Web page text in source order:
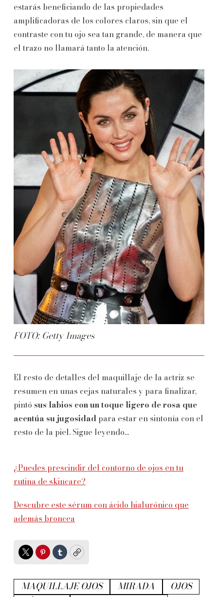
estarás beneficiando de las propiedades
amplificadoras de los colores claros, sin que el
contraste con tu ojo sea tan grande, de manera que
el trazo no llamará tanto la atención.
FOTO: Getty Images
El resto de detalles del maquillaje de la actriz se
resumen en unas cejas naturales y para finalizar,
pintó sus labios con un toque ligero de rosa que
acentúa su jugosidad para estar en sintonía con el
resto de la piel. Sigue leyendo...
¿Puedes prescindir del contorno de ojos en tu
rutina de skincare?
Descubre este sérum con ácido hialurónico que
además broncea
TwitterPinterest
TumblrCopy
MAQUILLAJE OJOS MIRADA
OJOS